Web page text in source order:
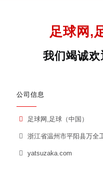
足球网,
我们竭诚欢
公司信息
足球网,足球（中国）
浙江省温州市平阳县万全
yatsuzaka.com